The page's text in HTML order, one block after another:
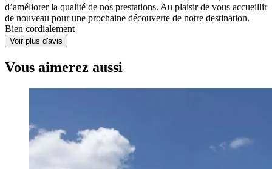
d’améliorer la qualité de nos prestations. Au plaisir de vous accueillir
de nouveau pour une prochaine découverte de notre destination.
Bien cordialement
Voir plus d'avis
Vous aimerez aussi